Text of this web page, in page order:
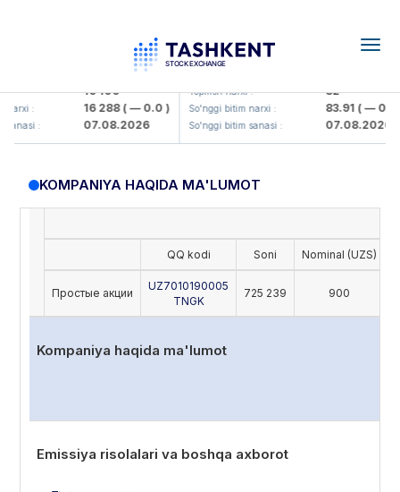
16 100
: 16 288( — 0.0 )
: 07.08.2026
KFSK (<Kafolat sug'urta
Yopilish narxi : 82
So'nggi bitim narxi : 83.91( — 0.0 )
So'nggi bitim sanasi : 07.08.2026
KOMPANIYA HAQIDA MA'LUMOT
QQ kodi Soni Nominal (UZS)
Простые акции
UZ7010190005
TNGK
725 239 900
Kompaniya haqida ma'lumot
Emissiya risolalari va boshqa axborot